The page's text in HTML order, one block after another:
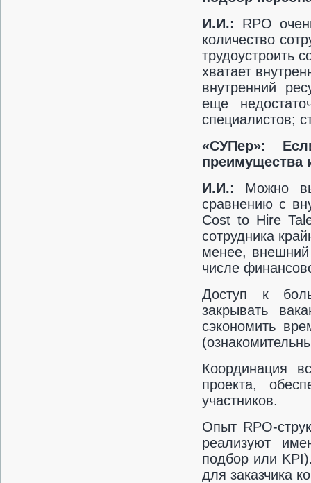
И.И.: RPO
количество
трудоустроить
хватает
внутренний
еще
специалистов;
«СУПер»:
преимущества
И.И.: Можно
сравнению с
Cost to Hire
сотрудника
менее, внешний
числе
Доступ к
закрывать
сэкономить
Координация
проекта,
участников.
Опыт RPO-
реализуют
подбор или
для заказчика